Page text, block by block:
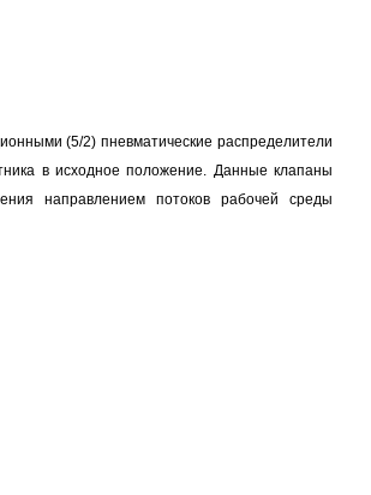
(5/2) пневматические распределители
в исходное положение. Данные клапаны
направлением потоков рабочей среды